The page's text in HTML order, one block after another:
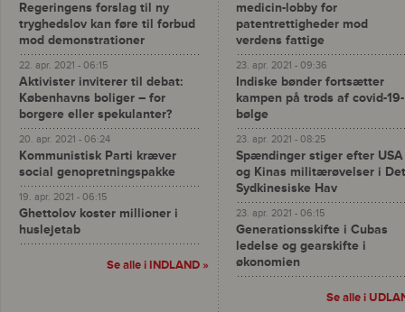
Regeringens forslag til ny
tryghedslov kan føre til forbud
mod demonstrationer
22. apr. 2021 - 06:15
Aktivister inviterer til debat:
Københavns boliger – for
borgere eller spekulanter?
20. apr. 2021 - 06:24
Kommunistisk Parti kræver
social genopretningspakke
19. apr. 2021 - 06:15
Ghettolov koster millioner i
huslejetab
Se alle i INDLAND »
medicin-lobby for
patentrettigheder mod
verdens fattige
23. apr. 2021 - 09:36
Indiske bønder fortsætter
kampen på trods af covid-19-
bølge
23. apr. 2021 - 08:25
Spændinger stiger efter USA
og Kinas militærøvelser i Det
Sydkinesiske Hav
23. apr. 2021 - 06:15
Generationsskifte i Cubas
ledelse og gearskifte i
økonomien
Se alle i